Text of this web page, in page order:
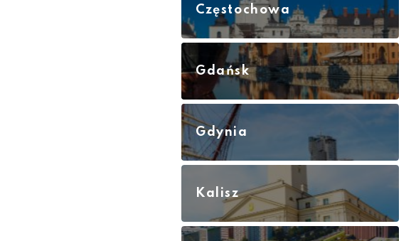
Częstochowa
Gdańsk
Gdynia
Kalisz